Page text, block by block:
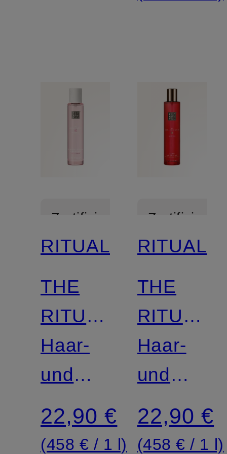
Zertifiziert
RITUALS
THE
RITUAL
OF
SAKURA
Haar-
und
Körperspray
22,90 €
(458 € / 1 l)
Zertifiziert
RITUALS
THE
RITUAL
OF
Haar-
und
22,90 €
(458 € / 1 l)